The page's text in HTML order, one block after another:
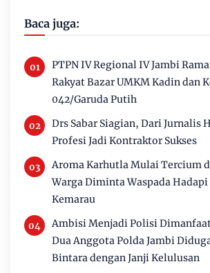
Baca juga:
PTPN IV Regional IV Jambi
Rakyat Bazar UMKM Kadin dan
042/Garuda Putih
Drs Sabar Siagian, Dari Jurnalis
Profesi Jadi Kontraktor Sukses
Aroma Karhutla Mulai Tercium
Warga Diminta Waspada Hadapi
Kemarau
Ambisi Menjadi Polisi
Dua Anggota Polda Jambi
Bintara dengan Janji Kelulusan